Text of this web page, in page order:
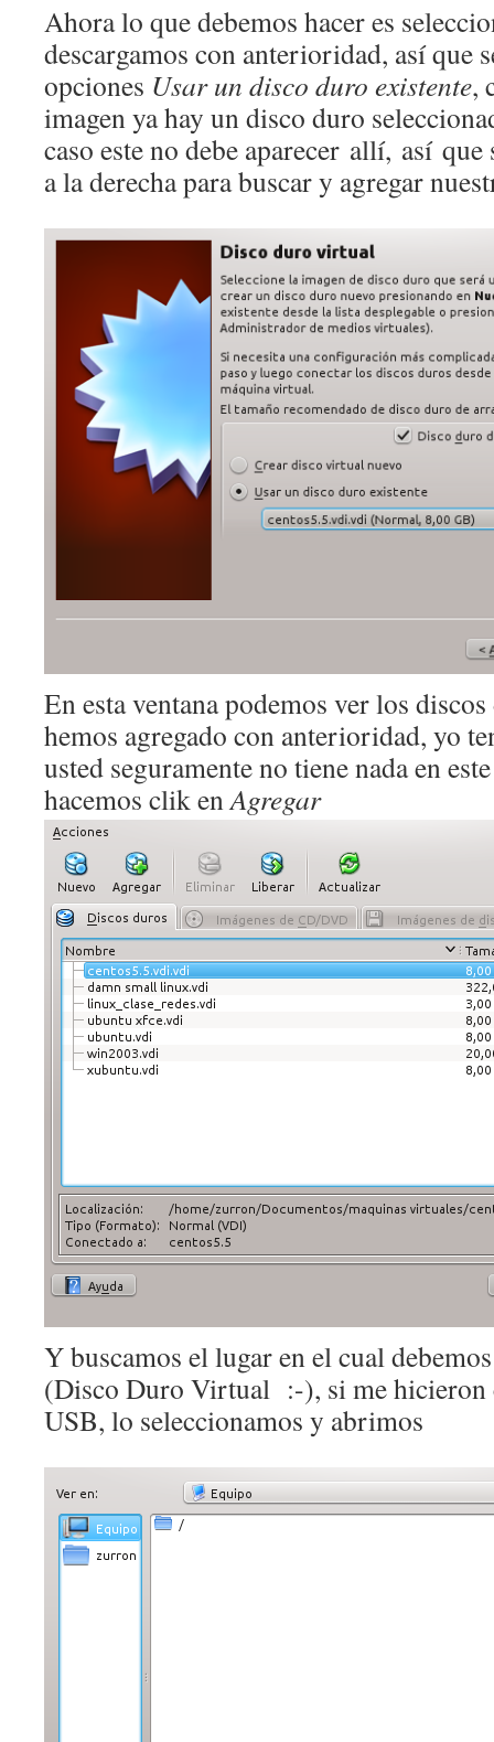
Ahora lo que debemos hacer es
descargamos con anterioridad, así que
opciones Usar un disco duro existente,
imagen ya hay un disco duro
caso este no debe aparecer allí, así
a la derecha para buscar y agregar
En esta ventana podemos ver los
hemos agregado con anterioridad, yo
usted seguramente no tiene nada en
hacemos clik enAgregar
Y buscamos el lugar en el cual
(Disco Duro Virtual :-), si me hicieron
USB, lo seleccionamos y abrimos